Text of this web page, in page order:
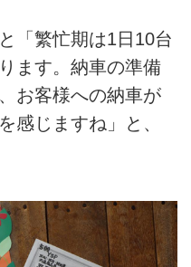
「繁忙期は1日10台
ます。納車の準備
お客様への納車が
感じますね」と、